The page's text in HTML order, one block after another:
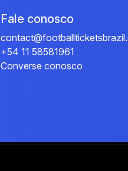
Fale conosco
+54 11 58581961
Converse conosco